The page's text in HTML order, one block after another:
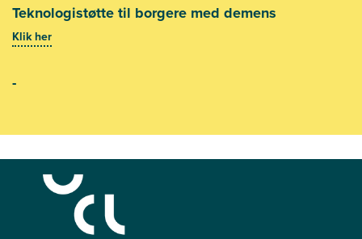
Teknologistøtte til borgere med demens
Klik her
-